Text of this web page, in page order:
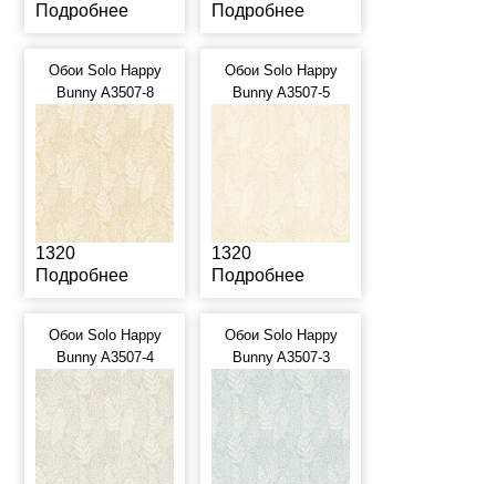
Подробнее
Подробнее
Обои Solo Happy
Bunny A3507-8
1320
Подробнее
Обои Solo Happy
Bunny A3507-5
1320
Подробнее
Обои Solo Happy
Bunny A3507-4
Обои Solo Happy
Bunny A3507-3